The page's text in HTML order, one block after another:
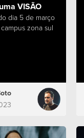
VISÃO
dia 5 de março
zona sul